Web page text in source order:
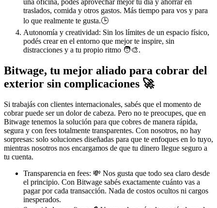
una oficina, podés aprovechar mejor tu día y ahorrar en
traslados, comida y otros gastos. Más tiempo para vos y para
lo que realmente te gusta.🕒
Autonomía y creatividad: Sin los límites de un espacio físico,
podés crear en el entorno que mejor te inspire, sin
distracciones y a tu propio ritmo 🧑‍🎨.
Bitwage, tu mejor aliado para cobrar del
exterior sin complicaciones 🚀
Si trabajás con clientes internacionales, sabés que el momento de
cobrar puede ser un dolor de cabeza. Pero no te preocupes, que en
Bitwage tenemos la solución para que cobres de manera rápida,
segura y con fees totalmente transparentes. Con nosotros, no hay
sorpresas: solo soluciones diseñadas para que te enfoques en lo tuyo,
mientras nosotros nos encargamos de que tu dinero llegue seguro a
tu cuenta.
Transparencia en fees: 💸 Nos gusta que todo sea claro desde
el principio. Con Bitwage sabés exactamente cuánto vas a
pagar por cada transacción. Nada de costos ocultos ni cargos
inesperados.